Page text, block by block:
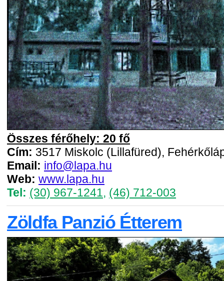
Összes férőhely: 20 fő
Cím: 3517 Miskolc (Lillafüred),
Email: info@lapa.hu
Web: www.lapa.hu
Tel: (30) 967-1241, (46) 712-003
Zöldfa Panzió Étterem